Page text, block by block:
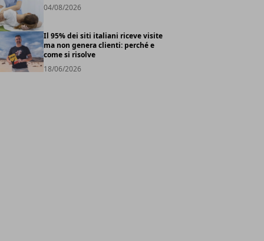
04/08/2026
Il 95% dei siti italiani riceve visite
ma non genera clienti: perché e
come si risolve
18/06/2026